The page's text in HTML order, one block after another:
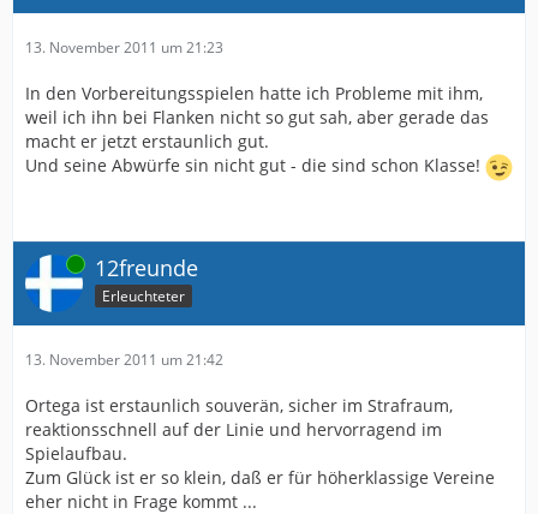
13. November 2011 um 21:23
In den Vorbereitungsspielen hatte ich Probleme mit ihm,
weil ich ihn bei Flanken nicht so gut sah, aber gerade das
macht er jetzt erstaunlich gut.
Und seine Abwürfe sin nicht gut - die sind schon Klasse!
Online 12freunde
Erleuchteter
13. November 2011 um 21:42
Ortega ist erstaunlich souverän, sicher im Strafraum,
reaktionsschnell auf der Linie und hervorragend im
Spielaufbau.
Zum Glück ist er so klein, daß er für höherklassige Vereine
eher nicht in Frage kommt ...